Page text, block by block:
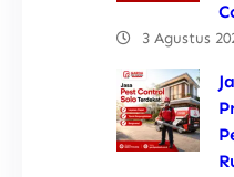
3 Agustus